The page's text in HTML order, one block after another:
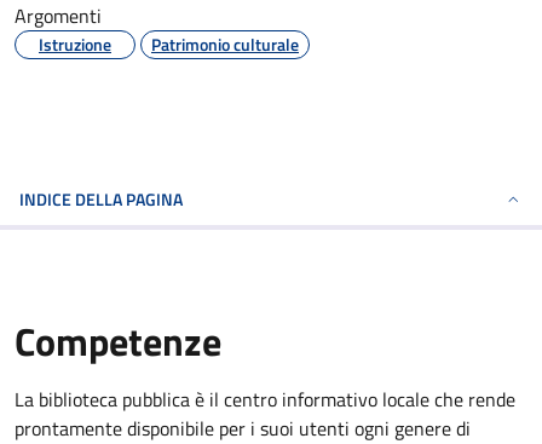
Argomenti
Istruzione Patrimonio culturale
INDICE DELLA PAGINA
Competenze
La biblioteca pubblica è il centro informativo locale che rende
prontamente disponibile per i suoi utenti ogni genere di